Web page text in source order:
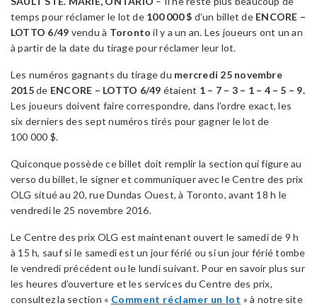
temps pour réclamer le lot de 100 000 $ d’un billet deENCORE –
LOTTO 6/49 vendu à Torontoil y a un an. Les joueurs ont un an
à partir de la date du tirage pour réclamer leur lot.
Les numéros gagnants du tirage du mercredi 25 novembre
2015de ENCORE – LOTTO 6/49 étaient 1 – 7 – 3 – 1 – 4 – 5 – 9.
Les joueurs doivent faire correspondre, dans l’ordre exact, les
six derniers des sept numéros tirés pour gagner le lot de
100 000 $.
Quiconque possède ce billet doit remplir la section qui figure au
verso du billet, le signer et communiquer avec le Centre des prix
OLG situé au 20, rue Dundas Ouest, à Toronto, avant 18 h le
vendredi le 25 novembre 2016.
Le Centre des prix OLG est maintenant ouvert le samedi de 9 h
à 15 h, sauf si le samedi est un jour férié ou si un jour férié tombe
le vendredi précédent ou le lundi suivant. Pour en savoir plus sur
les heures d’ouverture et les services du Centre des prix,
consultez la section « Comment réclamer un lot » à notre site